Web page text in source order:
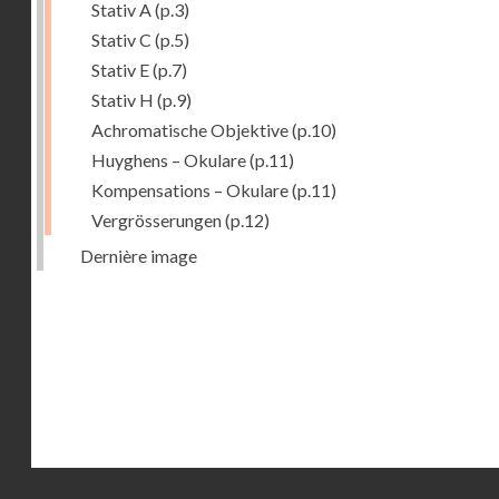
Stativ A (p.3)
Stativ C (p.5)
Stativ E(p.7)
Stativ H (p.9)
Achromatische Objektive(p.10)
Huyghens – Okulare(p.11)
Kompensations – Okulare(p.11)
Vergrösserungen(p.12)
Dernière image